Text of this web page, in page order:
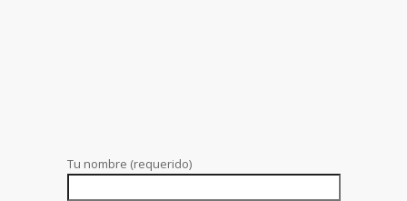
Tu nombre (requerido)